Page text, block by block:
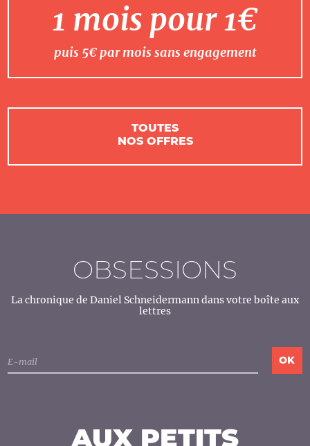
1 mois pour 1€
puis 5€ par mois sans engagement
TOUTES
NOS OFFRES
OBSESSIONS
La chronique de Daniel Schneidermann dans votre boîte aux
lettres
AUX PETITS